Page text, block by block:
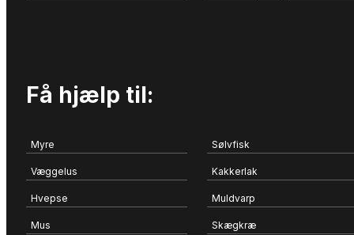
Få hjælp til:
Myre Sølvfisk
Væggelus Kakkerlak
Hvepse Muldvarp
Mus Skægkræ